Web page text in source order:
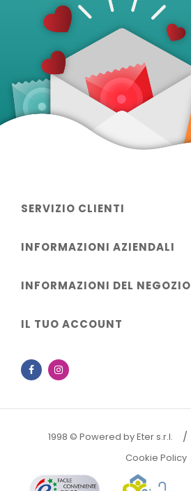
SERVIZIO CLIENTI
INFORMAZIONI AZIENDALI
INFORMAZIONI DEL NEGOZIO
IL TUO ACCOUNT
Facebook
1998 © Powered by Eter s.r.l.
Cookie Policy